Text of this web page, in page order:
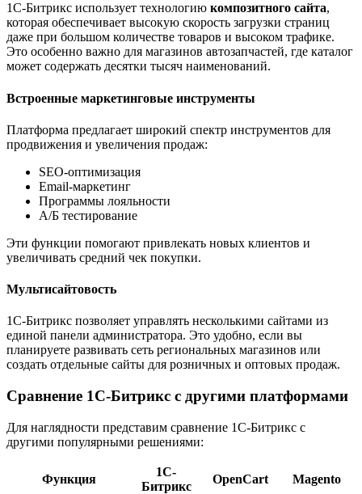
1С-Битрикс использует технологию композитного сайта,
которая обеспечивает высокую скорость загрузки страниц
даже при большом количестве товаров и высоком трафике.
Это особенно важно для магазинов автозапчастей, где каталог
может содержать десятки тысяч наименований.
Встроенные маркетинговые инструменты
Платформа предлагает широкий спектр инструментов для
продвижения и увеличения продаж:
SEO-оптимизация
Email-маркетинг
Программы лояльности
А/Б тестирование
Эти функции помогают привлекать новых клиентов и
увеличивать средний чек покупки.
Мультисайтовость
1С-Битрикс позволяет управлять несколькими сайтами из
единой панели администратора. Это удобно, если вы
планируете развивать сеть региональных магазинов или
создать отдельные сайты для розничных и оптовых продаж.
Сравнение 1С-Битрикс с другими платформами
Для наглядности представим сравнение 1С-Битрикс с
другими популярными решениями:
Функция
1С-
Битрикс
OpenCart Magento